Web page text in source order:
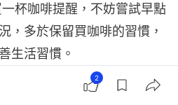
杯咖啡提醒，不妨嘗試早點
，多於保留買咖啡的習慣，
生活習慣。
2